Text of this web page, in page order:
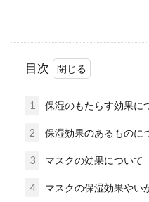
汗をた
きた経
紫外線
ラスと
目次
1 保湿のもたらす効果に
2 保湿効果のあるものに
3 マスクの効果について
4 マスクの保湿効果やい